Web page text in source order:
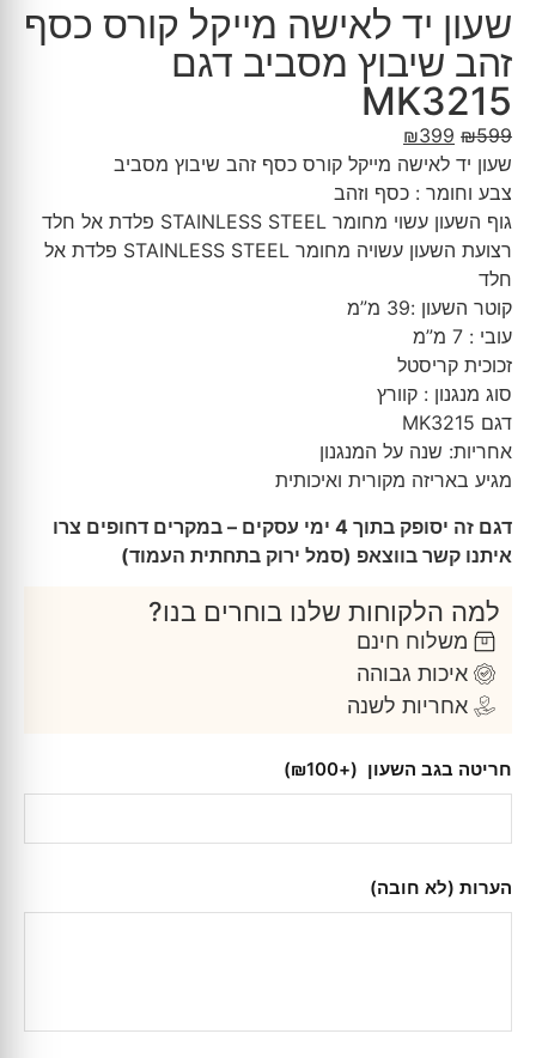
שעון יד לאישה מייקל קורס כסף
זהב שיבוץ מסביב דגם
MK3215
₪599
₪399
שעון יד לאישה מייקל קורס כסף זהב שיבוץ מסביב
צבע וחומר : כסף וזהב
גוף השעון עשוי מחומר STAINLESS STEEL פלדת אל חלד
רצועת השעון עשויה מחומר STAINLESS STEEL פלדת אל
חלד
קוטר השעון :39 מ”מ
עובי : 7 מ”מ
זכוכית קריסטל
סוג מנגנון : קוורץ
דגם MK3215
אחריות: שנה על המנגנון
מגיע באריזה מקורית ואיכותית
דגם זה יסופק בתוך 4 ימי עסקים – במקרים דחופים צרו
איתנו קשר בווצאפ (סמל ירוק בתחתית העמוד)
למה הלקוחות שלנו בוחרים בנו?
משלוח חינם
איכות גבוהה
אחריות לשנה
חריטה בגב השעון (+₪100)
הערות (לא חובה)